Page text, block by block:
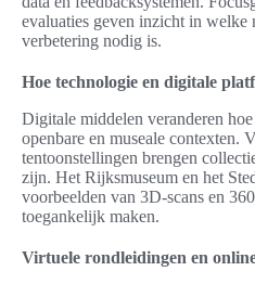
evaluaties geven inzicht in welke
verbetering nodig is.
Hoe technologie en digitale
Digitale middelen veranderen
openbare en museale contexten.
tentoonstellingen brengen
zijn. Het Rijksmuseum en het
voorbeelden van 3D-scans en
toegankelijk maken.
Virtuele rondleidingen en